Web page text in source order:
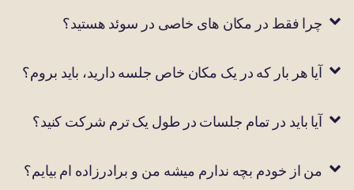
چرا فقط در مکان های خاصی در سوئد هستید؟
آیا هر بار که در یک مکان خاص جلسه دارید، باید بروم؟
آیا باید در تمام جلسات در طول یک ترم شرکت کنید؟
من از خودم بچه ندارم میشه من و برادرزاده ام بیایم؟